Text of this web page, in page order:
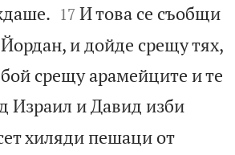

17 И това се съобщи
и дойде срещу тях,
срещу арамейците и те
Израил и Давид изби
хиляди пешаци от